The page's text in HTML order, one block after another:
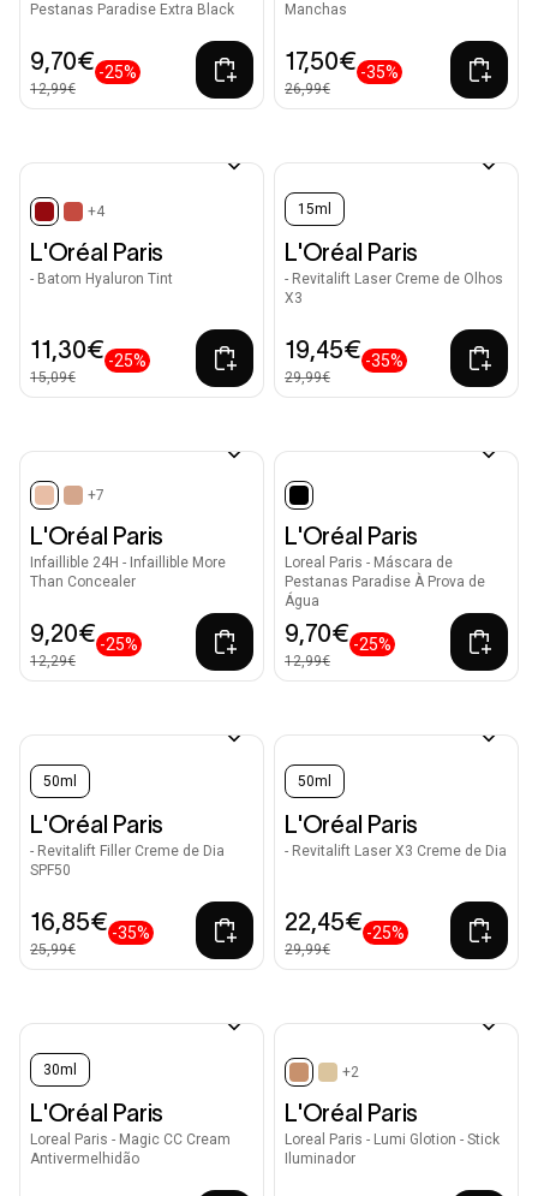
Pestanas Paradise Extra Black
9,70€
12,99€
-25%
Manchas
17,50€
26,99€
-35%
selected
+4
L'Oréal Paris
- Batom Hyaluron Tint
11,30€
15,09€
-25%
15ml
L'Oréal Paris
- Revitalift Laser Creme de Olhos
X3
19,45€
29,99€
-35%
selected
+7
L'Oréal Paris
Infaillible 24H - Infaillible More
Than Concealer
9,20€
12,29€
-25%
selected
L'Oréal Paris
Loreal Paris - Máscara de
Pestanas Paradise À Prova de
Água
9,70€
12,99€
-25%
50ml
L'Oréal Paris
- Revitalift Filler Creme de Dia
SPF50
16,85€
25,99€
-35%
50ml
L'Oréal Paris
- Revitalift Laser X3 Creme de Dia
22,45€
29,99€
-25%
30ml
L'Oréal Paris
Loreal Paris - Magic CC Cream
Antivermelhidão
selected
+2
L'Oréal Paris
Loreal Paris - Lumi Glotion - Stick
Iluminador